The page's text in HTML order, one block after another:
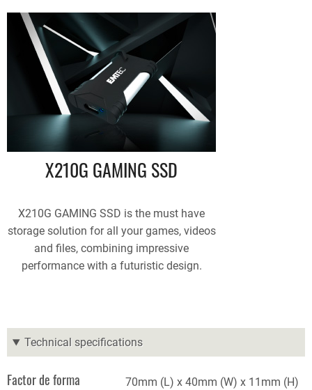
X210G GAMING SSD
X210G GAMING SSD is the must have
storage solution for all your games, videos
and files, combining impressive
performance with a futuristic design.
Technical specifications
Factor de forma
70mm (L) x 40mm (W) x 11mm (H)